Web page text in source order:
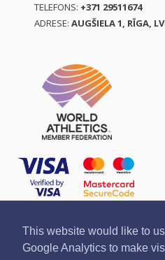
This website would like to
Google Analytics to make
TELEFONS: +371 29511674
ADRESE: AUGŠIELA 1, RĪGA,
Ziņo par pārkāpumu